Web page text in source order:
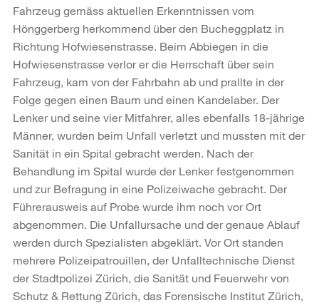
Fahrzeug gemäss aktuellen Erkenntnissen vom
Hönggerberg herkommend über den Bucheggplatz in
Richtung Hofwiesenstrasse. Beim Abbiegen in die
Hofwiesenstrasse verlor er die Herrschaft über sein
Fahrzeug, kam von der Fahrbahn ab und prallte in der
Folge gegen einen Baum und einen Kandelaber. Der
Lenker und seine vier Mitfahrer, alles ebenfalls 18-jährige
Männer, wurden beim Unfall verletzt und mussten mit der
Sanität in ein Spital gebracht werden. Nach der
Behandlung im Spital wurde der Lenker festgenommen
und zur Befragung in eine Polizeiwache gebracht. Der
Führerausweis auf Probe wurde ihm noch vor Ort
abgenommen. Die Unfallursache und der genaue Ablauf
werden durch Spezialisten abgeklärt. Vor Ort standen
mehrere Polizeipatrouillen, der Unfalltechnische Dienst
der Stadtpolizei Zürich, die Sanität und Feuerwehr von
Schutz & Rettung Zürich, das Forensische Institut Zürich,